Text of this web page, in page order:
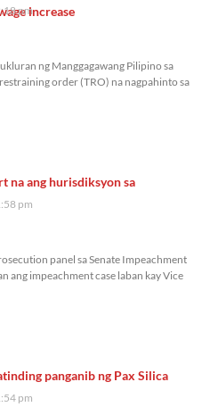
increase
pm
ng Manggagawang Pilipino sa
order (TRO) na nagpahinto sa
na ang hurisdiksyon sa
pm
panel sa Senate Impeachment
ang impeachment case laban kay Vice
panganib ng Pax Silica
pm